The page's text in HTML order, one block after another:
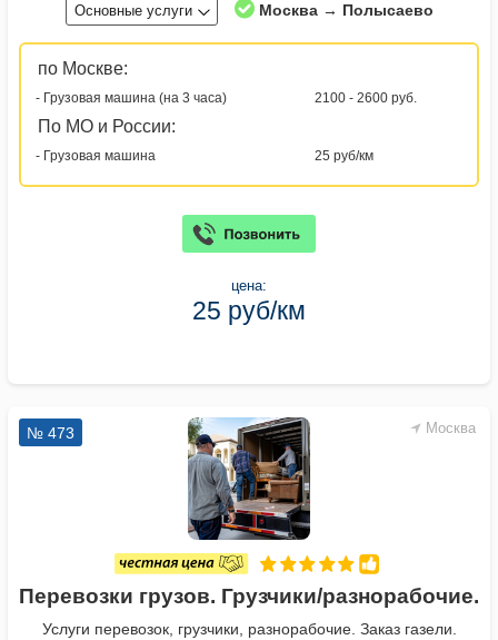
Основные услуги Москва → Полысаево
по Москве:
- Грузовая машина (на 3 часа) 2100 - 2600 руб.
По МО и России:
- Грузовая машина 25 руб/км
цена:
25 руб/км
Москва
№ 473
Перевозки грузов. Грузчики/разнорабочие.
Услуги перевозок, грузчики, разнорабочие. Заказ газели.